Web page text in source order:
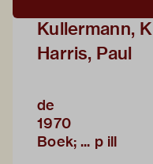
Kullermann, K
Harris, Paul
de
1970
Boek; ... p ill